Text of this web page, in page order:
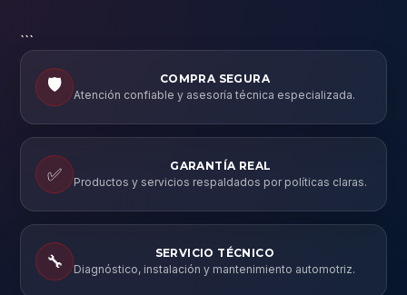
```
🛡️
COMPRA SEGURA
Atención confiable y asesoría técnica especializada.
✅
GARANTÍA REAL
Productos y servicios respaldados por políticas claras.
🔧
SERVICIO TÉCNICO
Diagnóstico, instalación y mantenimiento automotriz.